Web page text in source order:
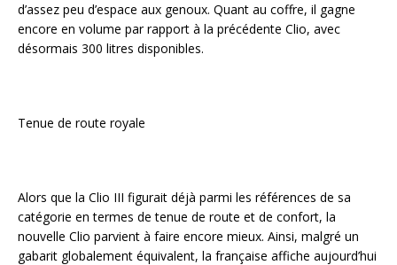
d’assez peu d’espace aux genoux. Quant au coffre, il gagne
encore en volume par rapport à la précédente Clio, avec
désormais 300 litres disponibles.
Tenue de route royale
Alors que la Clio III figurait déjà parmi les références de sa
catégorie en termes de tenue de route et de confort, la
nouvelle Clio parvient à faire encore mieux. Ainsi, malgré un
gabarit globalement équivalent, la française affiche aujourd’hui